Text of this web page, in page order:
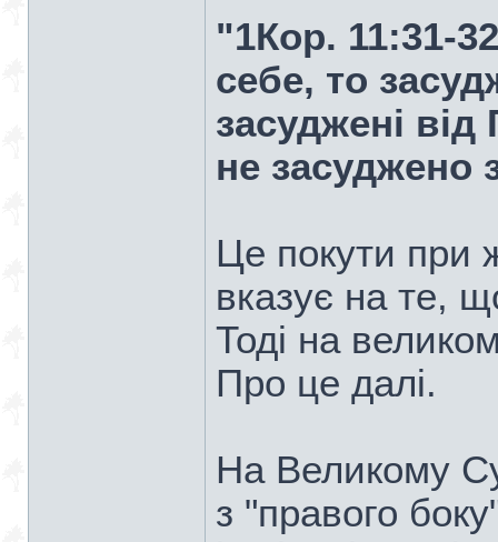
"1Кор. 11:31-
себе, то
засуджені
не засуджено
Це покути при
вказує на те,
Тоді на
Про це далі.
На Великому
з "правого